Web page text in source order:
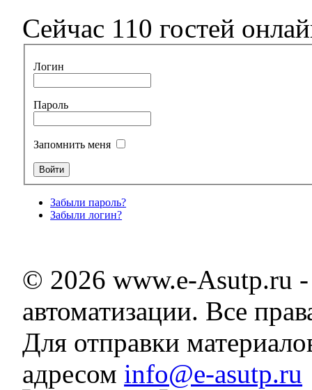
Сейчас 110 гостей
Логин
Пароль
Запомнить меня
Забыли пароль?
Забыли логин?
© 2026 www.e-Asutp.ru
автоматизации. Все
Для отправки
адресом info@e-asutp.ru